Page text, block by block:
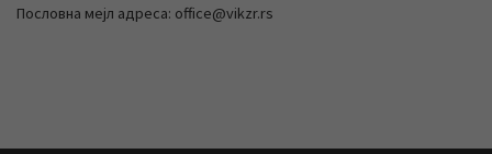
Пословна мејл адреса: office@vikzr.rs